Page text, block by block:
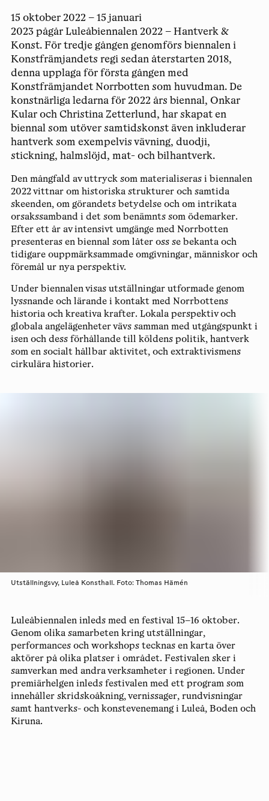
15 oktober 2022 – 15 januari
2023 pågår Luleåbiennalen 2022 – Hantverk &
Konst. För tredje gången genomförs biennalen i
Konstfrämjandets regi sedan återstarten 2018,
denna upplaga för första gången med
Konstfrämjandet Norrbotten som huvudman. De
konstnärliga ledarna för 2022 års biennal, Onkar
Kular och Christina Zetterlund, har skapat en
biennal som utöver samtidskonst även inkluderar
hantverk som exempelvis vävning, duodji,
stickning, halmslöjd, mat- och bilhantverk.
Den mångfald av uttryck som materialiseras i biennalen
2022 vittnar om historiska strukturer och samtida
skeenden, om görandets betydelse och om intrikata
orsakssamband i det som benämnts som ödemarker.
Efter ett år av intensivt umgänge med Norrbotten
presenteras en biennal som låter oss se bekanta och
tidigare ouppmärksammade omgivningar, människor och
föremål ur nya perspektiv.
Under biennalen visas utställningar utformade genom
lyssnande och lärande i kontakt med Norrbottens
historia och kreativa krafter. Lokala perspektiv och
globala angelägenheter vävs samman med utgångspunkt i
isen och dess förhållande till köldens politik, hantverk
som en socialt hållbar aktivitet, och extraktivismens
cirkulära historier.
Utställningsvy, Luleå Konsthall. Foto: Thomas Hämén
Luleåbiennalen inleds med en festival 15–16 oktober.
Genom olika samarbeten kring utställningar,
performances och workshops tecknas en karta över
aktörer på olika platser i området. Festivalen sker i
samverkan med andra verksamheter i regionen. Under
premiärhelgen inleds festivalen med ett program som
innehåller skridskoåkning, vernissager, rundvisningar
samt hantverks- och konstevenemang i Luleå, Boden och
Kiruna.